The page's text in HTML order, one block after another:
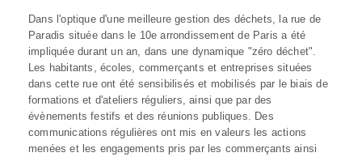
Dans l'optique d'une meilleure gestion des déchets, la rue de
Paradis située dans le 10e arrondissement de Paris a été
impliquée durant un an, dans une dynamique "zéro déchet".
Les habitants, écoles, commerçants et entreprises situées
dans cette rue ont été sensibilisés et mobilisés par le biais de
formations et d'ateliers réguliers, ainsi que par des
évènements festifs et des réunions publiques. Des
communications régulières ont mis en valeurs les actions
menées et les engagements pris par les commerçants ainsi